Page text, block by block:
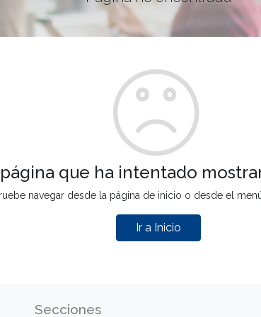
que ha intentado
navegar desde la página de inicio o desde el
Ir a Inicio
Secciones